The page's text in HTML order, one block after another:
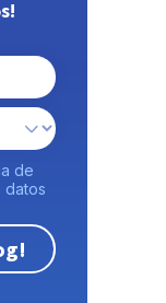
de
datos